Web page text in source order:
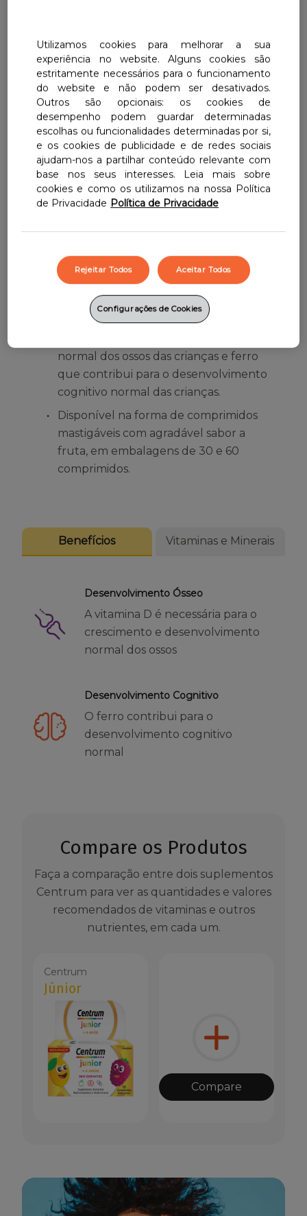
Centrum Homem 50+
Centrum Mulher 50+
Centrum Select 50+
Centrum Imuno-C
Centrum Plus Gingseng & Gingko
Centrum Select 50+
Centrum Homem 50+
Centrum Mulher 50+
Energia & Vitalidade
Energia Dupla
Um aporte de vitaminas e minerais para os
nossos pequenos heróis. Centrum Júnior é
um suplemento alimentar com vitaminas e
minerais, numa fórmula completa e
equilibrada.
Proporciona múltiplos benefícios:
suporte nutricional, desenvolvimento
cognitivo e desenvolvimento ósseo.
Com Vitamina D necessária para o
normal dos ossos das crianças e ferro
que contribui para o desenvolvimento
cognitivo normal das crianças.
Disponível na forma de comprimidos
mastigáveis com agradável sabor a
fruta, em embalagens de 30 e 60
comprimidos.
Benefícios Vitaminas e Minerais
Desenvolvimento Ósseo
A vitamina D é necessária para o
crescimento e desenvolvimento
normal dos ossos
Desenvolvimento Cognitivo
O ferro contribui para o
desenvolvimento cognitivo
normal
Compare os Produtos
Faça a comparação entre dois suplementos
Centrum para ver as quantidades e valores
recomendados de vitaminas e outros
nutrientes, em cada um.
Centrum
Júnior
Compare
Utilizamos cookies para melhorar a sua
experiência no website. Alguns cookies são
estritamente necessários para o funcionamento
do website e não podem ser desativados.
Outros são opcionais: os cookies de
desempenho podem guardar determinadas
escolhas ou funcionalidades determinadas por si,
e os cookies de publicidade e de redes sociais
ajudam-nos a partilhar conteúdo relevante com
base nos seus interesses. Leia mais sobre
cookies e como os utilizamos na nossa Política
de Privacidade Política de Privacidade
Rejeitar Todos Aceitar Todos
Configurações de Cookies